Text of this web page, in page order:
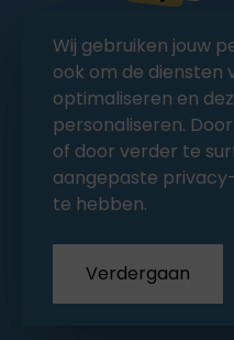
You Ride it
Equestrian
Copyrights 2026
Wij gebruiken jouw
ook om de diensten
optimaliseren en
personaliseren.
of door verder te
aangepaste
te hebben.
Verdergaan